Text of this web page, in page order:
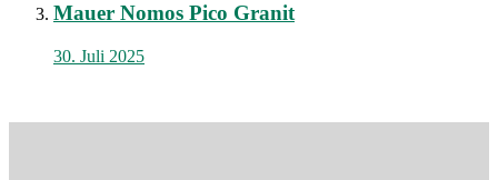
Mauer Nomos Pico Granit
30. Juli 2025